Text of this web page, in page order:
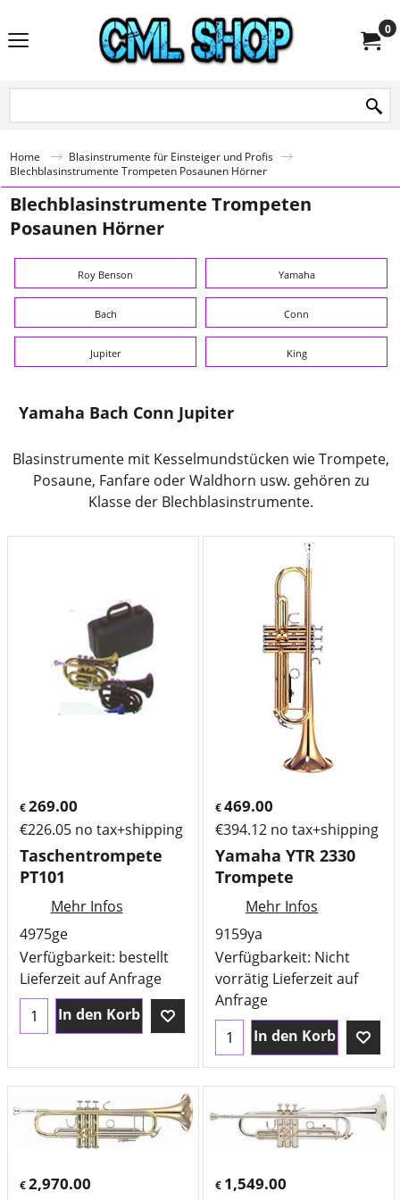
0
Home
Blasinstrumente für Einsteiger und Profis
Blechblasinstrumente Trompeten Posaunen Hörner
Blechblasinstrumente Trompeten
Posaunen Hörner
Roy Benson Yamaha
Bach Conn
Jupiter King
Yamaha Bach Conn Jupiter
Blasinstrumente mit Kesselmundstücken wie Trompete,
Posaune, Fanfare oder Waldhorn usw. gehören zu
Klasse der Blechblasinstrumente.
€269.00
€226.05 no tax+shipping
Taschentrompete
PT101
Mehr Infos
4975ge
Verfügbarkeit: bestellt
Lieferzeit auf Anfrage
In den Korb
€469.00
€394.12 no tax+shipping
Yamaha YTR 2330
Trompete
Mehr Infos
9159ya
Verfügbarkeit: Nicht
vorrätig Lieferzeit auf
Anfrage
In den Korb
€2,970.00 € 1,549.00